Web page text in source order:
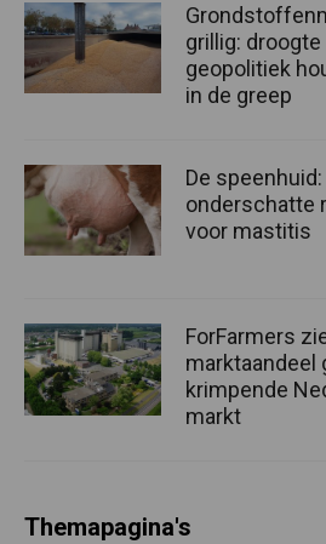
grillig: droogte
geopolitiek
in de greep
De
onderschatte
voor mastitis
ForFarmers
marktaandeel
krimpende
markt
Themapagina's